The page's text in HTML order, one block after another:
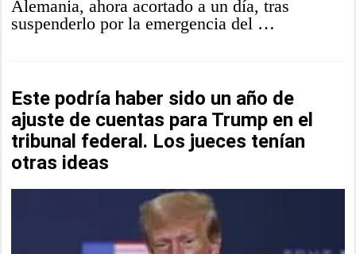
Alemania, ahora acortado a un día, tras
suspenderlo por la emergencia del …
Este podría haber sido un año de
ajuste de cuentas para Trump en el
tribunal federal. Los jueces tenían
otras ideas